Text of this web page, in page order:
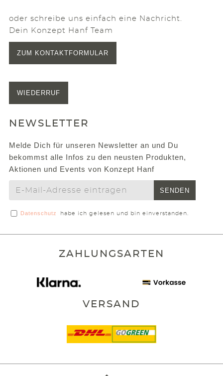
oder schreibe uns einfach eine Nachricht.
Dein Konzept Hanf Team
ZUM KONTAKTFORMULAR
WIEDERRUF
NEWSLETTER
Melde Dich für unseren Newsletter an und Du
bekommst alle Infos zu den neusten Produkten,
Aktionen und Events von Konzept Hanf
SENDEN
Datenschutz habe ich gelesen und bin einverstanden.
ZAHLUNGSARTEN
VERSAND